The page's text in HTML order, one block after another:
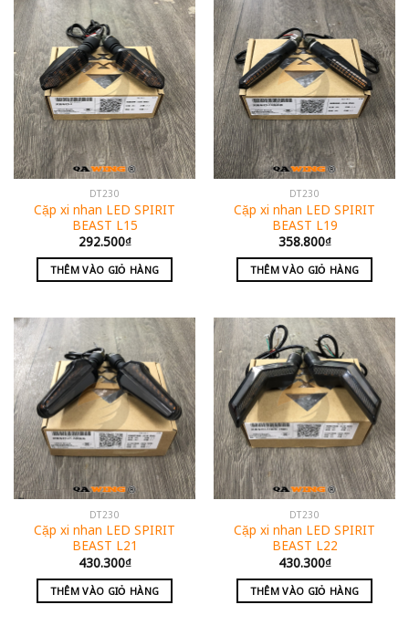
DT230
Cặp xi nhan LED SPIRIT
BEAST L15
292.500₫
THÊM VÀO GIỎ HÀNG
DT230
Cặp xi nhan LED SPIRIT
BEAST L19
358.800₫
THÊM VÀO GIỎ HÀNG
DT230
Cặp xi nhan LED SPIRIT
BEAST L21
430.300₫
THÊM VÀO GIỎ HÀNG
DT230
Cặp xi nhan LED SPIRIT
BEAST L22
430.300₫
THÊM VÀO GIỎ HÀNG